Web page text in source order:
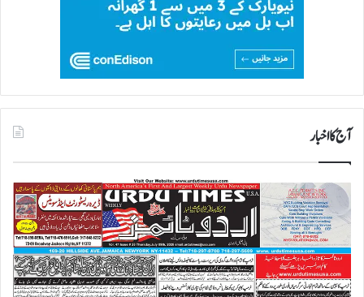
آج کا اخبار